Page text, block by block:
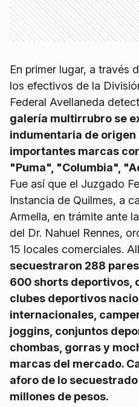
En primer lugar, a través
los efectivos de la
Federal Avellaneda
galería multirrubro se
indumentaria de
importantes marcas
"Puma", "Columbia",
Fue así que el Juzgado
Instancia de Quilmes, a
Armella, en trámite ante
del Dr. Nahuel Rennes,
15 locales comerciales.
secuestraron 288
600 shorts deportivos,
clubes deportivos
internacionales,
joggins, conjuntos
chombas, gorras y
marcas del mercado.
aforo de lo
millones de pesos.